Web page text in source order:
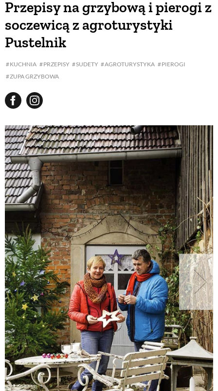
Przepisy na grzybową i pierogi z
soczewicą z agroturystyki
Pustelnik
KUCHNIA PRZEPISY SUDETY AGROTURYSTYKA
PIEROGI
ZUPA GRZYBOWA
BUDUJEMY DOM
OGRÓD
PORADY
ZIELEŃ W DOMU
PROJEKTOWANIE OGRODU
NATURALNIE
URODA
NATURALNA APTECZKA
DLA DOMU
EKO ŻYCIE